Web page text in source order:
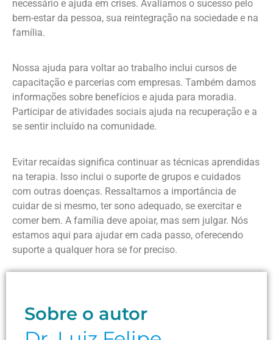
necessário e ajuda em crises. Avaliamos o sucesso pelo
bem-estar da pessoa, sua reintegração na sociedade e na
família.
Nossa ajuda para voltar ao trabalho inclui cursos de
capacitação e parcerias com empresas. Também damos
informações sobre benefícios e ajuda para moradia.
Participar de atividades sociais ajuda na recuperação e a
se sentir incluído na comunidade.
Evitar recaídas significa continuar as técnicas aprendidas
na terapia. Isso inclui o suporte de grupos e cuidados
com outras doenças. Ressaltamos a importância de
cuidar de si mesmo, ter sono adequado, se exercitar e
comer bem. A família deve apoiar, mas sem julgar. Nós
estamos aqui para ajudar em cada passo, oferecendo
suporte a qualquer hora se for preciso.
Sobre o autor